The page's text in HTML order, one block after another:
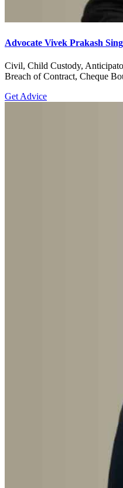
Advocate Vivek Prakash
Civil, Child Custody,
Breach of Contract, Cheque
Get Advice